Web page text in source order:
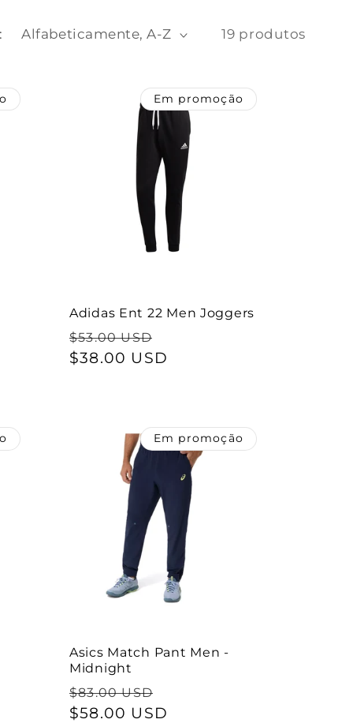
19 produtos
Em promoção
Adidas Ent 22 Men Joggers
Preço
normal
$53.00 USD
de
$38.00 USD
Em promoção
Asics Match Pant Men -
Midnight
Preço
normal
$83.00 USD
de
$58.00 USD